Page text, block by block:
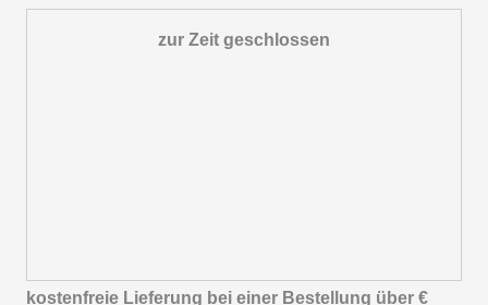
zur Zeit geschlossen
kostenfreie Lieferung bei einer Bestellung über €